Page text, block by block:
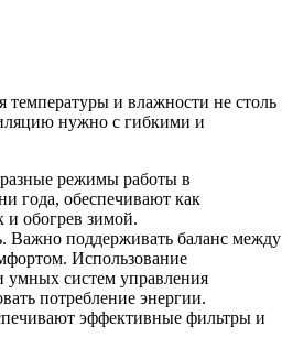
температуры и влажности не столь
нужно с гибкими и
режимы работы в
года, обеспечивают как
и обогрев зимой.
Важно поддерживать баланс между
Использование
умных систем управления
потребление энергии.
эффективные фильтры и